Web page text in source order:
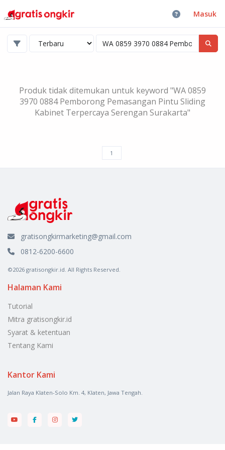
Masuk
Produk tidak ditemukan untuk keyword "WA 0859
3970 0884 Pemborong Pemasangan Pintu Sliding
Kabinet Terpercaya Serengan Surakarta"
gratisongkirmarketing@gmail.com
0812-6200-6600
©2026 gratisongkir.id. All Rights Reserved.
Halaman Kami
Tutorial
Mitra gratisongkir.id
Syarat & ketentuan
Tentang Kami
Kantor Kami
Jalan Raya Klaten-Solo Km. 4, Klaten, Jawa Tengah.